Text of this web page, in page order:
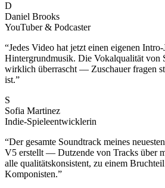
D
Daniel Brooks
YouTuber & Podcaster
“Jedes Video hat jetzt einen eigenen
Hintergrundmusik. Die Vokalqualität von
wirklich überrascht — Zuschauer fragen
ist.”
S
Sofia Martinez
Indie-Spieleentwicklerin
“Der gesamte Soundtrack meines
V5 erstellt — Dutzende von Tracks über
alle qualitätskonsistent, zu einem
Komponisten.”